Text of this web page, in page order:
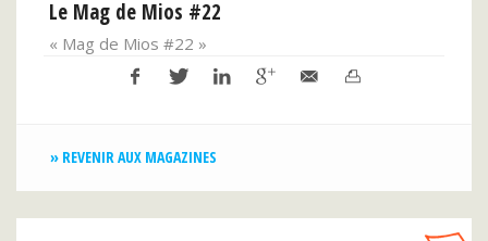
Le Mag de Mios #22
« Mag de Mios #22 »
» REVENIR AUX MAGAZINES